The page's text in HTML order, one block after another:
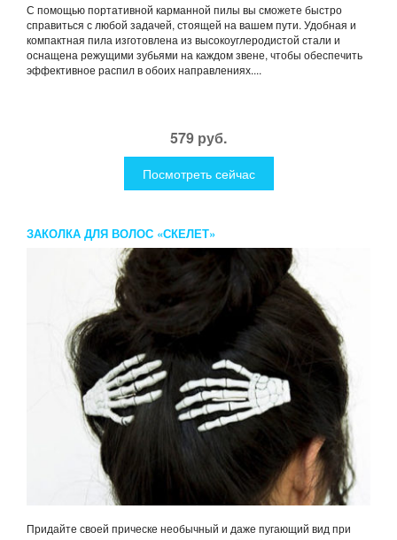
С помощью портативной карманной пилы вы сможете быстро
справиться с любой задачей, стоящей на вашем пути. Удобная и
компактная пила изготовлена ​​из высокоуглеродистой стали и
оснащена режущими зубьями на каждом звене, чтобы обеспечить
эффективное распил в обоих направлениях....
579 руб.
Посмотреть сейчас
ЗАКОЛКА ДЛЯ ВОЛОС «СКЕЛЕТ»
Придайте своей прическе необычный и даже пугающий вид при